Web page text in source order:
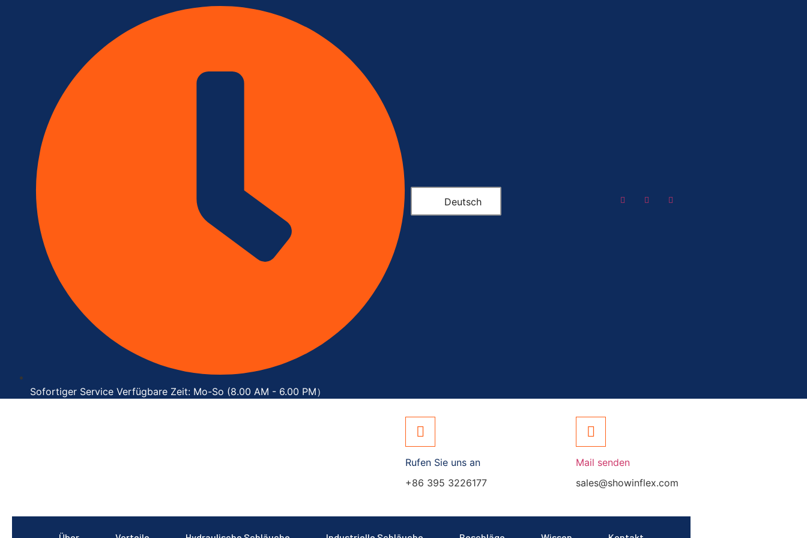
Sofortiger Service Verfügbare Zeit: Mo-So (8.00 AM - 6.00 PM）
Deutsch
Rufen Sie uns an
+86 395 3226177
Mail senden
sales@showinflex.com